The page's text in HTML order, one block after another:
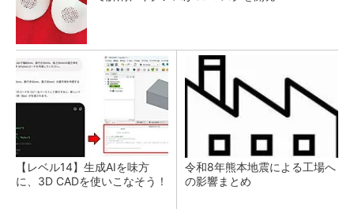
【レベル14】生成AIを味方
に、3D CADを使いこなそう！
令和8年熊本地震による工場へ
の影響まとめ